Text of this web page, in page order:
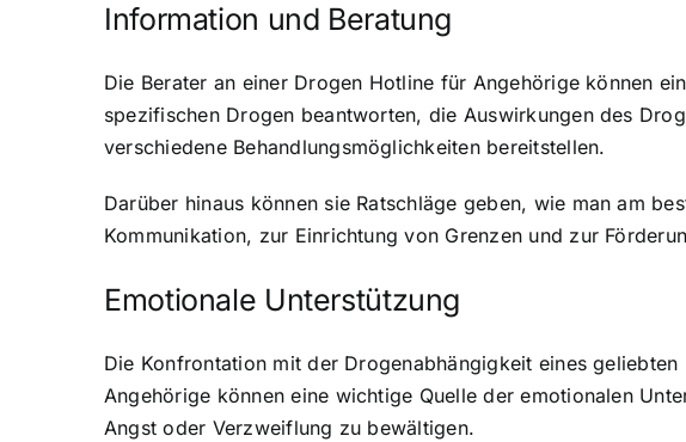
Information und Beratung
Die Berater an einer Drogen Hotline für Angehörige können
spezifischen Drogen beantworten, die Auswirkungen des
verschiedene Behandlungsmöglichkeiten bereitstellen.
Darüber hinaus können sie Ratschläge geben, wie man am
Kommunikation, zur Einrichtung von Grenzen und zur
Emotionale Unterstützung
Die Konfrontation mit der Drogenabhängigkeit eines
Angehörige können eine wichtige Quelle der emotionalen
Angst oder Verzweiflung zu bewältigen.